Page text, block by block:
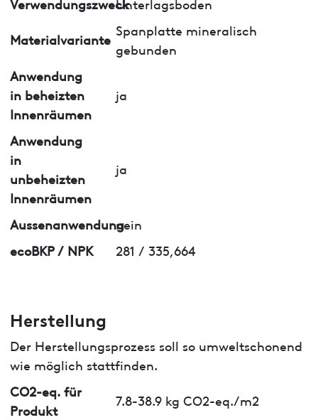
Materialvariante
Spanplatte mineralisch
gebunden
Anwendung
in beheizten
Innenräumen
ja
Anwendung
in
unbeheizten
Innenräumen
ja
Aussenanwendungnein
ecoBKP / NPK
281 / 335,664
Herstellung
Der Herstellungsprozess soll so umweltschonend
wie möglich stattfinden.
CO2-eq. für
Produkt
7.8-38.9 kg CO2-eq./m2